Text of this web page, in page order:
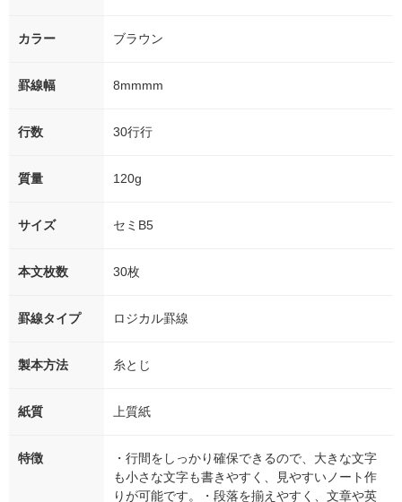
カラー ブラウン
罫線幅 8mmmm
行数 30行行
質量 120g
サイズ セミB5
本文枚数 30枚
罫線タイプ ロジカル罫線
製本方法 糸とじ
紙質 上質紙
特徴
・行間をしっかり確保できるので、大きな文字
も小さな文字も書きやすく、見やすいノート作
りが可能です。・段落を揃えやすく、文章や英